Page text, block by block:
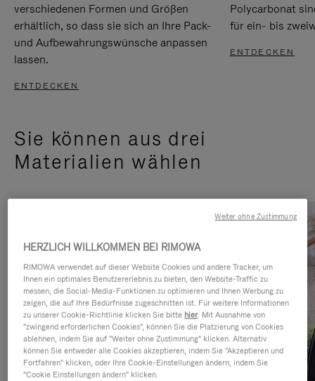
verschiedenen Formen und Größen
erhältlich, so dass sie sich an Ihre Pack-
und Aufbewahrungswünsche anpassen
lassen.
ENTDECKEN
Polycarbonat
für ein- bis
ENTDECKEN
Sie können aus drei
Materialien wählen
HERZLICH WILLKOMMEN BEI RIMOWA
RIMOWA verwendet auf dieser Website Cookies und andere Tracker, um
Ihnen ein optimales Benutzererlebnis zu bieten, den Website-Traffic zu
messen, die Social-Media-Funktionen zu optimieren und Ihnen Werbung zu
zeigen, die auf Ihre Bedürfnisse zugeschnitten ist. Für weitere Informationen
zu unserer Cookie-Richtlinie klicken Sie bitte hier. Mit Ausnahme von
"zwingend erforderlichen Cookies", können Sie die Platzierung von Cookies
ablehnen, indem Sie auf "Weiter ohne Zustimmung" klicken. Alternativ
können Sie entweder alle Cookies akzeptieren, indem Sie "Akzeptieren und
Fortfahren" klicken, oder Ihre Cookie-Einstellungen ändern, indem Sie
"Cookie Einstellungen ändern" klicken.
Weiter ohne Zustimmung